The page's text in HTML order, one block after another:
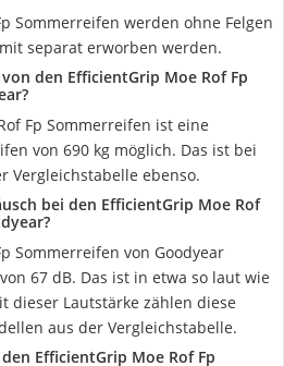
Sommerreifen werden ohne Felgen
separat erworben werden.
den EfficientGrip Moe Rof Fp
Fp Sommerreifen ist eine
von 690 kg möglich. Das ist bei
Vergleichstabelle ebenso.
bei den EfficientGrip Moe Rof
Sommerreifen von Goodyear
67 dB. Das ist in etwa so laut wie
dieser Lautstärke zählen diese
aus der Vergleichstabelle.
EfficientGrip Moe Rof Fp